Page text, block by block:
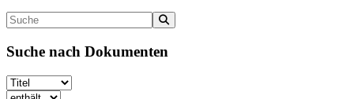
Suche nach Dokumenten